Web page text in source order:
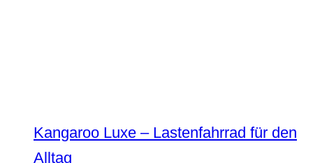
Kangaroo Luxe – Lastenfahrrad für den
Alltag